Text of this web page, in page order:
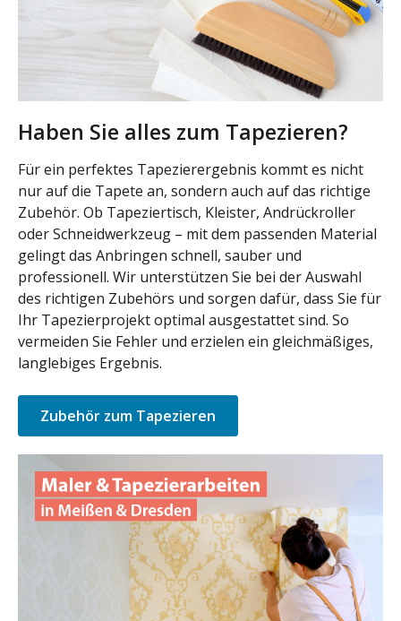
Haben Sie alles zum Tapezieren?
Für ein perfektes Tapezierergebnis kommt es nicht
nur auf die Tapete an, sondern auch auf das richtige
Zubehör. Ob Tapeziertisch, Kleister, Andrückroller
oder Schneidwerkzeug – mit dem passenden Material
gelingt das Anbringen schnell, sauber und
professionell. Wir unterstützen Sie bei der Auswahl
des richtigen Zubehörs und sorgen dafür, dass Sie für
Ihr Tapezierprojekt optimal ausgestattet sind. So
vermeiden Sie Fehler und erzielen ein gleichmäßiges,
langlebiges Ergebnis.
Zubehör zum Tapezieren